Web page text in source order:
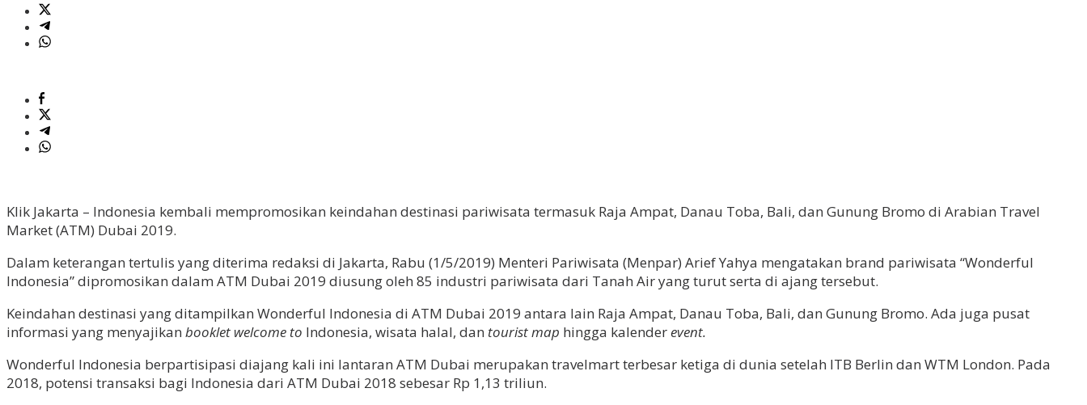
Klik Jakarta – Indonesia kembali mempromosikan keindahan destinasi pariwisata termasuk Raja Ampat, Danau Toba, Bali, dan Gunung Bromo di Arabian Travel
Market (ATM) Dubai 2019.
Dalam keterangan tertulis yang diterima redaksi di Jakarta, Rabu (1/5/2019) Menteri Pariwisata (Menpar) Arief Yahya mengatakan brand pariwisata “Wonderful
Indonesia” dipromosikan dalam ATM Dubai 2019 diusung oleh 85 industri pariwisata dari Tanah Air yang turut serta di ajang tersebut.
Keindahan destinasi yang ditampilkan Wonderful Indonesia di ATM Dubai 2019 antara lain Raja Ampat, Danau Toba, Bali, dan Gunung Bromo. Ada juga pusat
informasi yang menyajikan booklet welcome to Indonesia, wisata halal, dan tourist map hingga kalenderevent.
Wonderful Indonesia berpartisipasi diajang kali ini lantaran ATM Dubai merupakan travelmart terbesar ketiga di dunia setelah ITB Berlin dan WTM London. Pada
2018, potensi transaksi bagi Indonesia dari ATM Dubai 2018 sebesar Rp 1,13 triliun.